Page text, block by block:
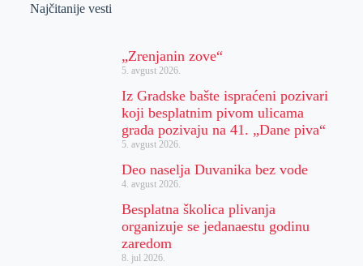
Najčitanije vesti
„Zrenjanin zove“
5. avgust 2026.
Iz Gradske bašte ispraćeni pozivari
koji besplatnim pivom ulicama
grada pozivaju na 41. „Dane piva“
5. avgust 2026.
Deo naselja Duvanika bez vode
4. avgust 2026.
Besplatna školica plivanja
organizuje se jedanaestu godinu
zaredom
8. jul 2026.